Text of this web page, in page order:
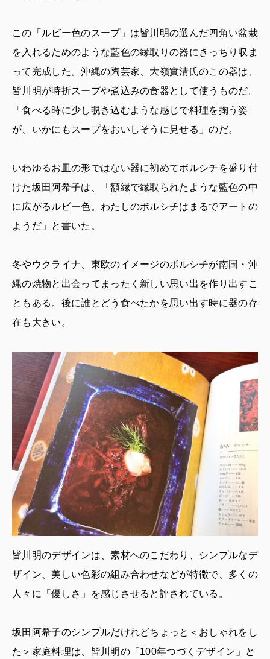
この「ルビー色のスープ」は皆川明の選んだ四角い盆栽
を入れるためのような藍色の縁取りの器にきっちり収ま
って完成した。沖縄の陶芸家、大嶺實清氏のこの器は、
皆川明が時折スープや煮込みの食器として使うものだ。
「食べる時に少し覗き込むような感じで料理を掬う姿
が、いかにもスープをおいしそうに見せる」のだ。
いわゆるお皿の形ではない器に初めてボルシチを盛り付
けた坂田阿希子は、「額縁で縁取られたような藍色の中
に広がるルビー色。わたしのボルシチはまるでアートの
ようだ」と書いた。
冬やウクライナ、東欧のイメージのボルシチが南国・沖
縄の焼物と出会ってまったく新しい思い出を作り出すこ
ともある。後に誰とどう食べたかを思い出す時に器の存
在も大きい。
皆川明のデザインは、素材へのこだわり、シンプルなデ
ザイン、美しい色彩の組み合わせなどが特徴で、多くの
人々に「優しさ」を感じさせると評されている。
坂田阿希子のシンプルだけれどちょっと＜おしゃれをし
た＞家庭料理は、皆川明の「100年つづくデザイン」と